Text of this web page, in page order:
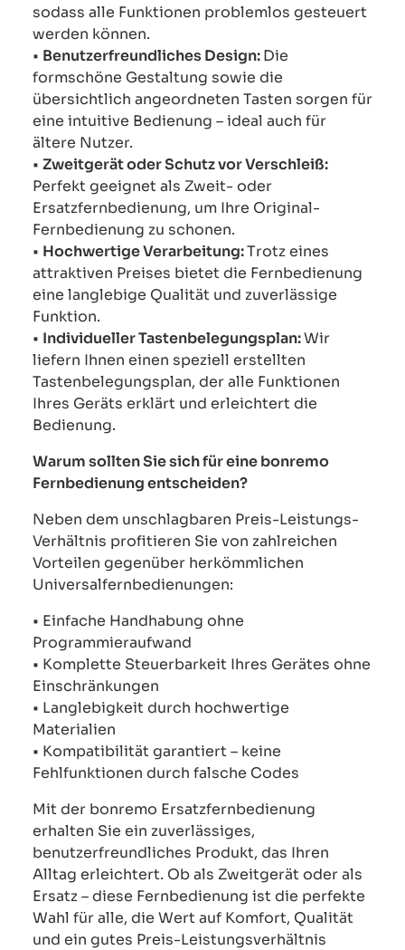
sodass alle Funktionen problemlos gesteuert
werden können.
• Benutzerfreundliches Design:Die
formschöne Gestaltung sowie die
übersichtlich angeordneten Tasten sorgen für
eine intuitive Bedienung – ideal auch für
ältere Nutzer.
• Zweitgerät oder Schutz vor Verschleiß:
Perfekt geeignet als Zweit- oder
Ersatzfernbedienung, um Ihre Original-
Fernbedienung zu schonen.
• Hochwertige Verarbeitung:Trotz eines
attraktiven Preises bietet die Fernbedienung
eine langlebige Qualität und zuverlässige
Funktion.
• Individueller Tastenbelegungsplan:Wir
liefern Ihnen einen speziell erstellten
Tastenbelegungsplan, der alle Funktionen
Ihres Geräts erklärt und erleichtert die
Bedienung.
Warum sollten Sie sich für eine bonremo
Fernbedienung entscheiden?
Neben dem unschlagbaren Preis-Leistungs-
Verhältnis profitieren Sie von zahlreichen
Vorteilen gegenüber herkömmlichen
Universalfernbedienungen:
• Einfache Handhabung ohne
Programmieraufwand
• Komplette Steuerbarkeit Ihres Gerätes ohne
Einschränkungen
• Langlebigkeit durch hochwertige
Materialien
• Kompatibilität garantiert – keine
Fehlfunktionen durch falsche Codes
Mit der bonremo Ersatzfernbedienung
erhalten Sie ein zuverlässiges,
benutzerfreundliches Produkt, das Ihren
Alltag erleichtert. Ob als Zweitgerät oder als
Ersatz – diese Fernbedienung ist die perfekte
Wahl für alle, die Wert auf Komfort, Qualität
und ein gutes Preis-Leistungsverhältnis